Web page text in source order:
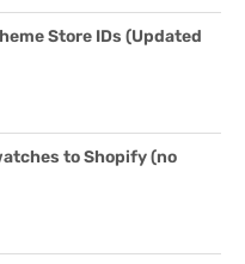
Store IDs (Updated
to Shopify (no